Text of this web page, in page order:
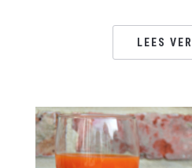
LEES